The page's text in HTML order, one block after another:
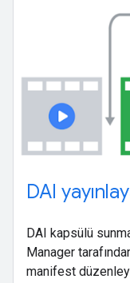
DAI
DAI kapsülü
Manager
manifest